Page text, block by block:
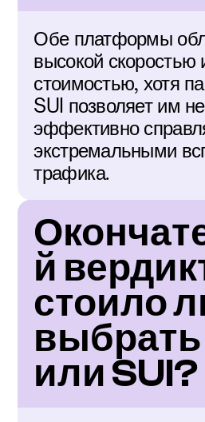
Обе платформы
высокой скоростью
стоимостью, хотя
SUI позволяет им
эффективно
экстремальными
трафика.
й
стоило
выбрать
или SUI?